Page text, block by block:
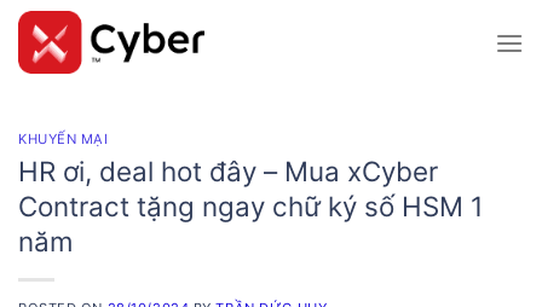
Skip
content
KHUYẾN MẠI
HR ơi, deal hot đây – Mua xCyber
Contract tặng ngay chữ ký số HSM 1
năm